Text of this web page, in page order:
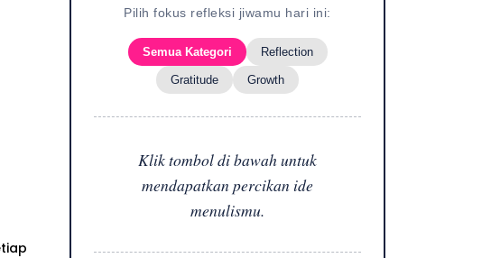
Pilih fokus refleksi jiwamu hari ini:
Semua Kategori Reflection
Gratitude Growth
Klik tombol di bawah untuk
mendapatkan percikan ide
menulismu.